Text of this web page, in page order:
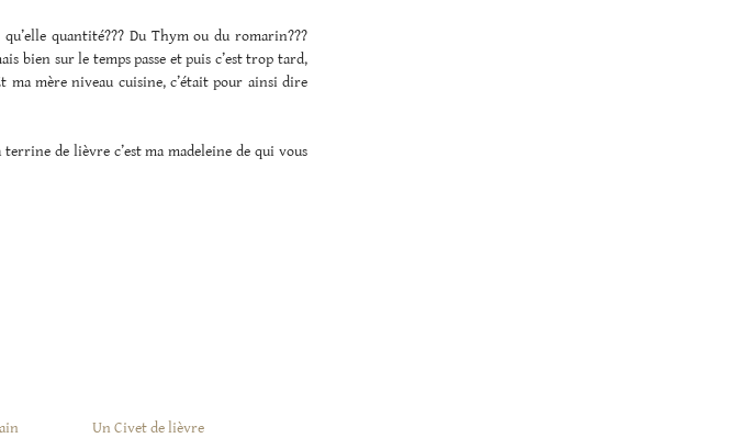
quantité??? Du Thym ou du romarin???
bien sur le temps passe et puis c’est trop tard,
ma mère niveau cuisine, c’était pour ainsi dire
de lièvre c’est ma madeleine de qui vous
Un Civet de lièvre